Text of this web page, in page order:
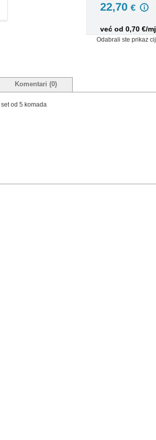
22,70 €
već od 0,70 €/
Odabrali ste prikaz
Komentari (0)
od 5 komada